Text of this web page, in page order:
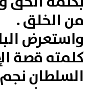
من الخلق .
واستعرض
كلمته قصة
السلطان